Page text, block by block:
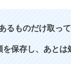
るものだけ取っ
保存し、あとは